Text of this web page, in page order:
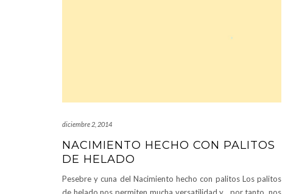
diciembre 2, 2014
NACIMIENTO HECHO CON PALITOS
DE HELADO
Pesebre y cuna del Nacimiento hecho con palitos Los palitos